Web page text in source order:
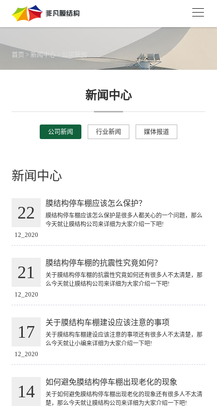
首页 > 新闻中心>
新闻中心
公司新闻 行业新闻 媒体报道
新闻中心
22
12_2020
膜结构停车棚应该怎么保护？
膜结构停车棚应该怎么保护是很多人都关心的一个问题，那么
今天就让膜结构公司来详细为大家介绍一下吧!
21
12_2020
膜结构停车棚的抗震性究竟如何？
关于膜结构停车棚的抗震性究竟如何还有很多人不太清楚，那
么今天就让膜结构公司来详细为大家介绍一下吧!
17
12_2020
关于膜结构车棚建设应该注意的事项
关于膜结构车棚建设应该注意的事项还有很多人不太清楚，那
么今天就让小编来详细为大家介绍一下吧!
14 如何避免膜结构停车棚出现老化的现象
关于如何避免膜结构停车棚出现老化的现象还有很多人不太清
楚，那么今天就让膜结构公司来详细为大家介绍一下吧!